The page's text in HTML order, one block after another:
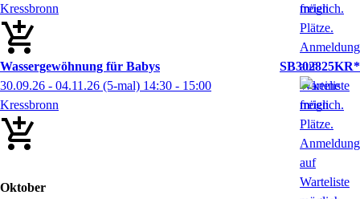
Kressbronn
Wassergewöhnung für Babys
SB302825KR*
30.09.26 - 04.11.26 (5-mal) 14:30 - 15:00
Kressbronn
Oktober